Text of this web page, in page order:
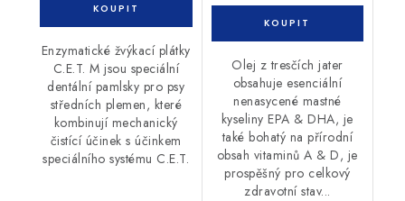
Enzymatické žvýkací plátky
C.E.T. M jsou speciální
dentální pamlsky pro psy
středních plemen, které
kombinují mechanický
čistící účinek s účinkem
speciálního systému C.E.T.
Olej z tresčích jater
obsahuje esenciální
nenasycené mastné
kyseliny EPA & DHA, je
také bohatý na přírodní
obsah vitaminů A & D, je
prospěšný pro celkový
zdravotní stav...